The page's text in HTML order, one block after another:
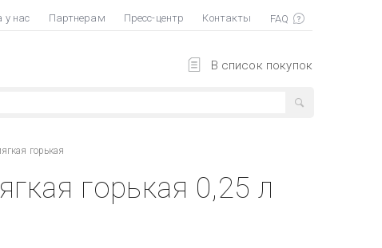
у нас Партнерам Пресс-центр Контакты
В список покупок
горькая
горькая 0,25 л